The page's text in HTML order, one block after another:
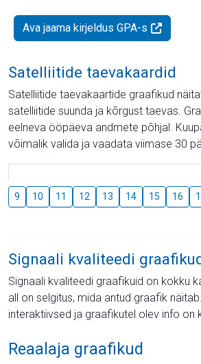
Ava jaama kirjeldus GPA-s
Satelliitide taevakaardid
Satelliitide taevakaartide graafikud
satelliitide suunda ja kõrgust taevas.
eelneva ööpäeva andmete põhjal.
võimalik valida ja vaadata viimase 30
9 10 11 12 13 14 15 16
Signaali kvaliteedi
Signaali kvaliteedi graafikuid on kokku
all on selgitus, mida antud graafik
interaktiivsed ja graafikutel olev info on
Reaalaja graafikud